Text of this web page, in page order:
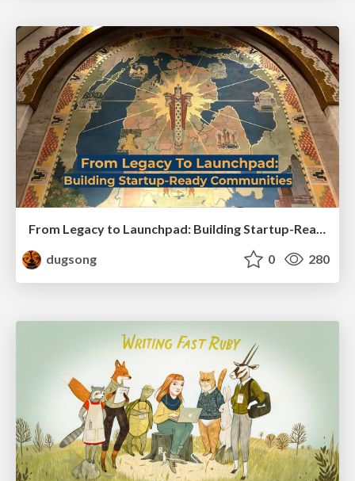
From Legacy to Launchpad: Building Startup-Ready Communities
dugsong
0 280